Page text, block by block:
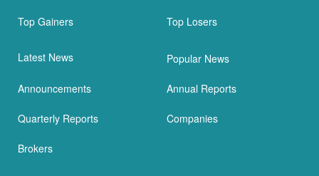
Top Gainers Top Losers
Latest News Popular News
Announcements Annual Reports
Quarterly Reports Companies
Brokers